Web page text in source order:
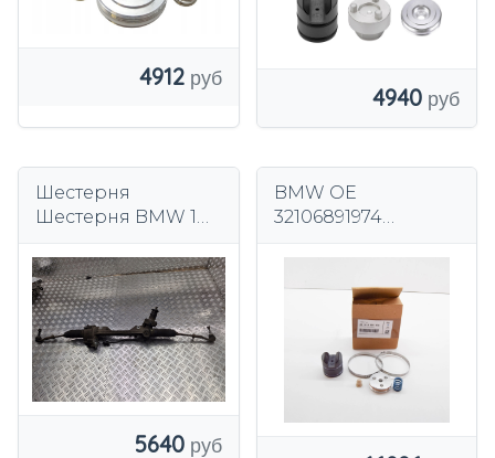
4912
4940
Шестерня
Шестерня BMW 1
5640
BMW OE
32106891974
трансмиссии